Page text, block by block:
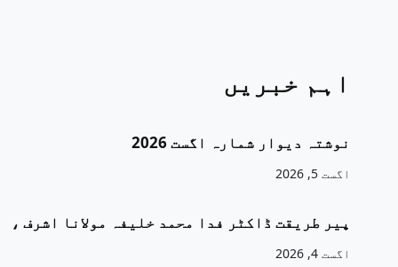
اہم خبریں
نوشتہ دیوار شمارہ اگست 2026
اگست 5, 2026
پیر طریقت ڈاکٹر فدا محمد خلیفہ مولانا اشرف ،
اگست 4, 2026